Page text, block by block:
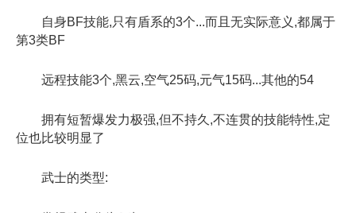
自身BF技能,只有盾系的3个...而且无实际意义,都属于
第3类BF
远程技能3个,黑云,空气25码,元气15码...其他的54
拥有短暂爆发力极强,但不持久,不连贯的技能特性,定
位也比较明显了
武士的类型: